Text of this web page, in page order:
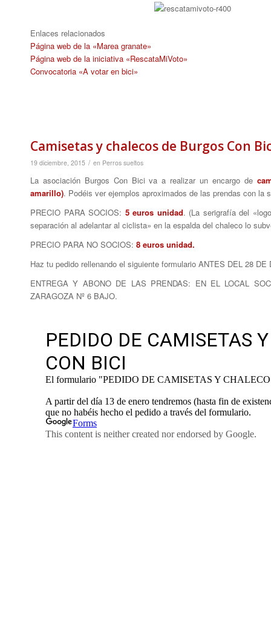
Enlaces relacionados
Página web de la «Marea granate»
Página web de la iniciativa «RescataMiVoto»
Convocatoria «A votar en bici»
Camisetas y chalecos de Burgos Con
19 diciembre, 2015 / en Perros sueltos
La asociación Burgos Con Bici va a realizar un encargo de
amarillo). Podéis ver ejemplos aproximados de las prendas con
PRECIO PARA SOCIOS: 5 euros unidad. (La serigrafía del
separación al adelantar al ciclista» en la espalda del chaleco lo
PRECIO PARA NO SOCIOS: 8 euros unidad.
Haz tu pedido rellenando el siguiente formulario ANTES DEL 28 DE
ENTREGA Y ABONO DE LAS PRENDAS: EN EL LOCAL
ZARAGOZA Nº 6 BAJO.